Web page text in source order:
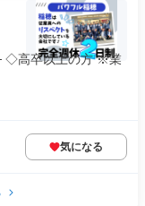
◇高卒以上の方 ※業
気になる